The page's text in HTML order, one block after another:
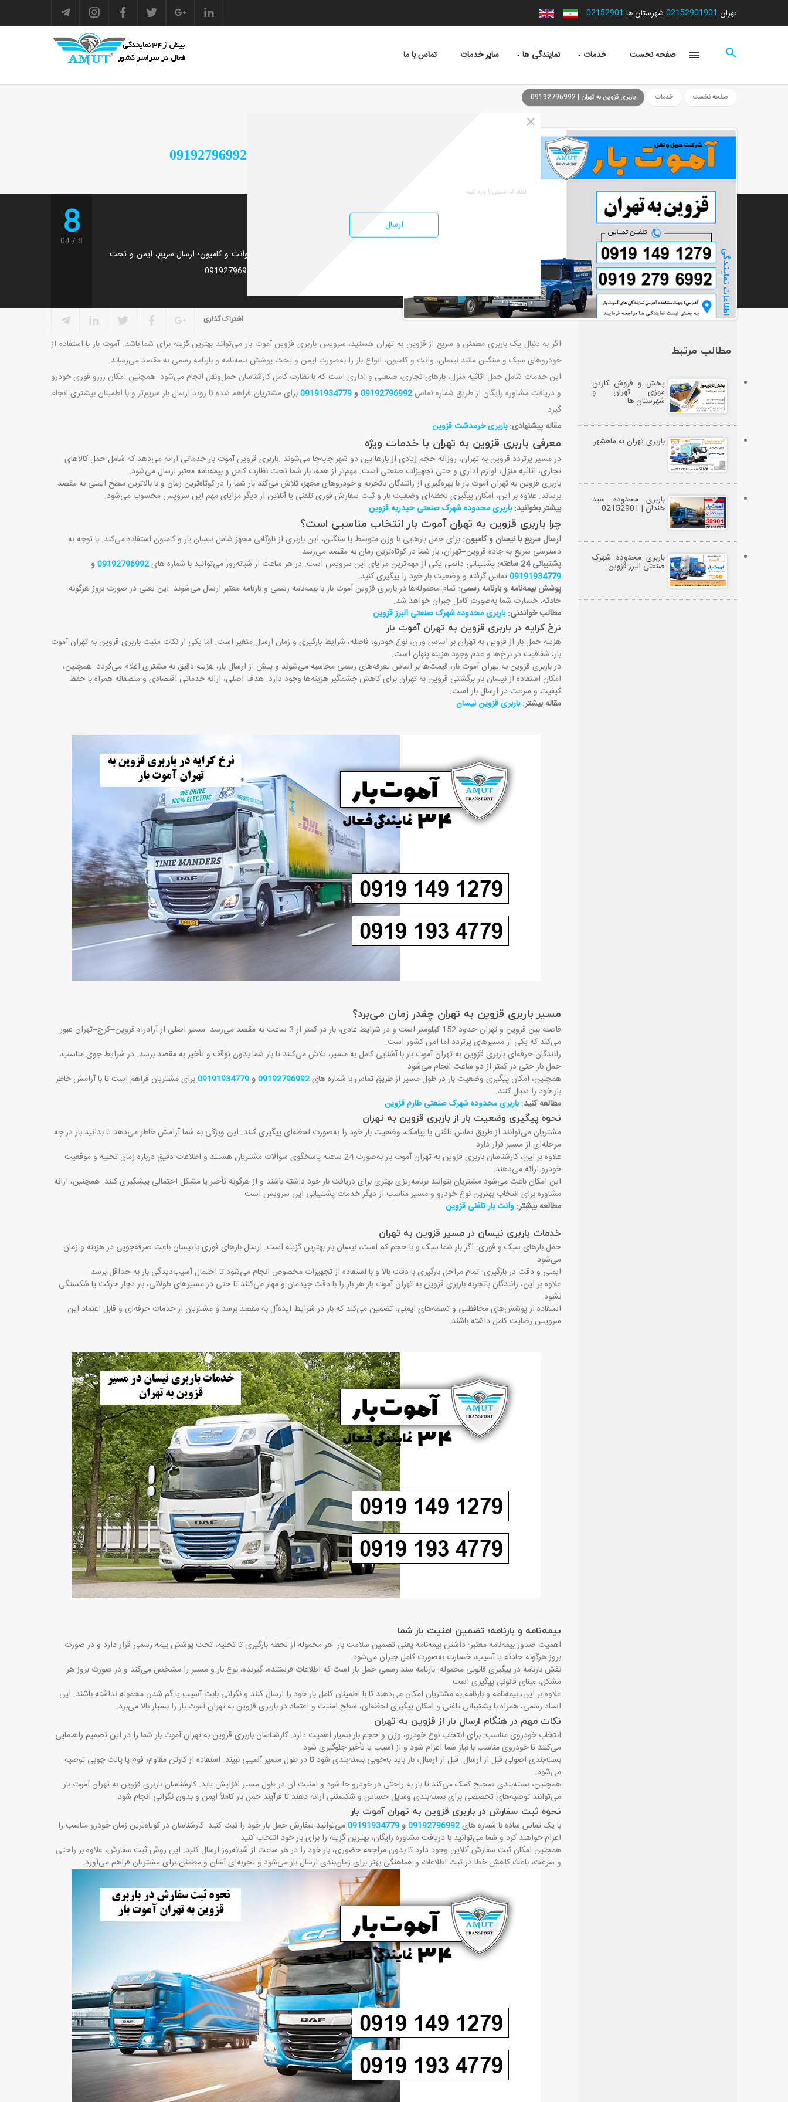
تهران 02152901901 شهرستان ها 02152901
صفحه نخست خدمات نمایندگی ها سایر خدمات تماس با ما
صفحه نخست خدمات باربری قزوین به تهران | 09192796992
خلاصه
باربری قزوین به تهران آموت بار با نیسان، وانت و کامیون؛ ارسال سریع، ایمن و تحت
88
04
اشتراک گذاری
اگر به دنبال یک باربری مطمئن و سریع از قزوین به تهران هستید، سرویس باربری قزوین آموت بار می‌تواند بهترین گزینه برای شما باشد. آموت بار با استفاده از
خودروهای سبک و سنگین مانند نیسان، وانت و کامیون، انواع بار را به‌صورت ایمن و تحت پوشش بیمه‌نامه و بارنامه رسمی به مقصد می‌رساند.
این خدمات شامل حمل اثاثیه منزل، بارهای تجاری، صنعتی و اداری است که با نظارت کامل کارشناسان حمل‌ونقل انجام می‌شود. همچنین امکان رزرو فوری خودرو
و دریافت مشاوره رایگان از طریق شماره تماس09192796992و09191934779برای مشتریان فراهم شده تا روند ارسال بار سریع‌تر و با اطمینان بیشتری انجام
گیرد.
مقاله پیشنهادی:باربری خرمدشت قزوین
معرفی باربری قزوین به تهران با خدمات ویژه
در مسیر پرتردد قزوین به تهران، روزانه حجم زیادی از بارها بین دو شهر جابه‌جا می‌شوند .باربری قزوین آموت بار خدماتی ارائه می‌دهد که شامل حمل کالاهای
تجاری، اثاثیه منزل، لوازم اداری و حتی تجهیزات صنعتی است. مهم‌تر از همه، بار شما تحت نظارت کامل و بیمه‌نامه معتبر ارسال می‌شود.
باربری قزوین به تهران آموت بار با بهره‌گیری از رانندگان باتجربه و خودروهای مجهز، تلاش می‌کند بار شما را در کوتاه‌ترین زمان و با بالاترین سطح ایمنی به مقصد
برساند. علاوه بر این، امکان پیگیری لحظه‌ای وضعیت بار و ثبت سفارش فوری تلفنی یا آنلاین از دیگر مزایای مهم این سرویس محسوب می‌شود.
بیشتر بخوانید:باربری محدوده شهرک صنعتی حیدریه قزوین
چرا باربری قزوین به تهران آموت بار انتخاب مناسبی است؟
ارسال سریع با نیسان و کامیون: برای حمل بارهایی با وزن متوسط یا سنگین، این باربری از ناوگانی مجهز شامل نیسان بار و کامیون استفاده می‌کند. با توجه به
دسترسی سریع به جاده قزوین–تهران، بار شما در کوتاه‌ترین زمان به مقصد می‌رسد.
پشتیبانی 24 ساعته:
پشتیبانی دائمی یکی از مهم‌ترین مزایای این سرویس است. در هر ساعت از شبانه‌روز می‌توانید با شماره های09192796992و
09191934779تماس گرفته و وضعیت بار خود را پیگیری کنید.
پوشش بیمه‌نامه و بارنامه رسمی: تمام محموله‌ها در باربری قزوین آموت بار با بیمه‌نامه رسمی و بارنامه معتبر ارسال می‌شوند. این یعنی در صورت بروز هرگونه
حادثه، خسارت شما به‌صورت کامل جبران خواهد شد.
مطالب خواندنی:باربری محدوده شهرک صنعتی البرز قزوین​
نرخ کرایه در باربری قزوین به تهران آموت بار
هزینه حمل بار از قزوین به تهران بر اساس وزن، نوع خودرو، فاصله، شرایط بارگیری و زمان ارسال متغیر است. اما یکی از نکات مثبت باربری قزوین به تهران آموت
بار، شفافیت در نرخ‌ها و عدم وجود هزینه پنهان است.
در باربری قزوین به تهران آموت بار، قیمت‌ها بر اساس تعرفه‌های رسمی محاسبه می‌شوند و پیش از ارسال بار، هزینه دقیق به مشتری اعلام می‌گردد. همچنین،
امکان استفاده از نیسان بار برگشتی قزوین به تهران برای کاهش چشمگیر هزینه‌ها وجود دارد. هدف اصلی، ارائه خدماتی اقتصادی و منصفانه همراه با حفظ
کیفیت و سرعت در ارسال بار است.
مقاله بیشتر:باربری قزوین نیسان
مسیر باربری قزوین به تهران چقدر زمان می‌برد؟
فاصله بین قزوین و تهران حدود 152 کیلومتر است و در شرایط عادی، بار در کمتر از 3 ساعت به مقصد می‌رسد. مسیر اصلی از آزادراه قزوین–کرج–تهران عبور
می‌کند که یکی از مسیرهای پرتردد اما امن کشور است.
رانندگان حرفه‌ای باربری قزوین به تهران آموت بار با آشنایی کامل به مسیر، تلاش می‌کنند تا بار شما بدون توقف و تأخیر به مقصد برسد. در شرایط جوی مناسب،
حمل بار حتی در کمتر از دو ساعت انجام می‌شود.
همچنین، امکان پیگیری وضعیت بار در طول مسیر از طریق تماس با شماره های09192796992و09191934779برای مشتریان فراهم است تا با آرامش خاطر
بار خود را دنبال کنند.
مطالعه کنید:باربری محدوده شهرک صنعتی طارم قزوین​
نحوه پیگیری وضعیت بار از باربری قزوین به تهران
مشتریان می‌توانند از طریق تماس تلفنی یا پیامک، وضعیت بار خود را به‌صورت لحظه‌ای پیگیری کنند. این ویژگی به شما آرامش خاطر می‌دهد تا بدانید بار در چه
مرحله‌ای از مسیر قرار دارد.
علاوه بر این، کارشناسان باربری قزوین به تهران آموت بار به‌صورت 24 ساعته پاسخگوی سوالات مشتریان هستند و اطلاعات دقیق درباره زمان تخلیه و موقعیت
خودرو ارائه می‌دهند.
این امکان باعث می‌شود مشتریان بتوانند برنامه‌ریزی بهتری برای دریافت بار خود داشته باشند و از هرگونه تأخیر یا مشکل احتمالی پیشگیری کنند. همچنین، ارائه
مشاوره برای انتخاب بهترین نوع خودرو و مسیر مناسب از دیگر خدمات پشتیبانی این سرویس است.
مطالعه بیشتر: وانت بار تلفنی قزوین
خدمات باربری نیسان در مسیر قزوین به تهران
حمل بارهای سبک و فوری: اگر بار شما سبک و با حجم کم است، نیسان بار بهترین گزینه است. ارسال بارهای فوری با نیسان باعث صرفه‌جویی در هزینه و زمان
می‌شود.
ایمنی و دقت در بارگیری: تمام مراحل بارگیری با دقت بالا و با استفاده از تجهیزات مخصوص انجام می‌شود تا احتمال آسیب‌دیدگی بار به حداقل برسد.
علاوه بر این، رانندگان باتجربه باربری قزوین به تهران آموت بار هر بار را با دقت چیدمان و مهار می‌کنند تا حتی در مسیرهای طولانی، بار دچار حرکت یا شکستگی
نشود.
استفاده از پوشش‌های محافظتی و تسمه‌های ایمنی، تضمین می‌کند که بار در شرایط ایده‌آل به مقصد برسد و مشتریان از خدمات حرفه‌ای و قابل اعتماد این
سرویس رضایت کامل داشته باشند.
بیمه‌نامه و بارنامه؛ تضمین امنیت بار شما
اهمیت صدور بیمه‌نامه معتبر: داشتن بیمه‌نامه یعنی تضمین سلامت بار. هر محموله از لحظه بارگیری تا تخلیه، تحت پوشش بیمه رسمی قرار دارد و در صورت
بروز هرگونه حادثه یا آسیب، خسارت به‌صورت کامل جبران می‌شود.
نقش بارنامه در پیگیری قانونی محموله: بارنامه سند رسمی حمل بار است که اطلاعات فرستنده، گیرنده، نوع بار و مسیر را مشخص می‌کند و در صورت بروز هر
مشکل، مبنای قانونی پیگیری است.
علاوه بر این، بیمه‌نامه و بارنامه به مشتریان امکان می‌دهند تا با اطمینان کامل بار خود را ارسال کنند و نگرانی بابت آسیب یا گم شدن محموله نداشته باشند. این
اسناد رسمی، همراه با پشتیبانی تلفنی و امکان پیگیری لحظه‌ای، سطح امنیت و اعتماد در باربری قزوین به تهران آموت بار را بسیار بالا می‌برد.
نکات مهم در هنگام ارسال بار از قزوین به تهران
انتخاب خودروی مناسب: برای انتخاب نوع خودرو، وزن و حجم بار بسیار اهمیت دارد. کارشناسان باربری قزوین به تهران آموت بار شما را در این تصمیم راهنمایی
می‌کنند تا خودروی مناسب با نیاز شما اعزام شود و از آسیب یا تأخیر جلوگیری شود.
بسته‌بندی اصولی قبل از ارسال: قبل از ارسال، بار باید به‌خوبی بسته‌بندی شود تا در طول مسیر آسیبی نبیند. استفاده از کارتن مقاوم، فوم یا پالت چوبی توصیه
می‌شود.
همچنین، بسته‌بندی صحیح کمک می‌کند تا بار به راحتی در خودرو جا شود و امنیت آن در طول مسیر افزایش یابد. کارشناسان باربری قزوین به تهران آموت بار
می‌توانند توصیه‌های تخصصی برای بسته‌بندی وسایل حساس و شکستنی ارائه دهند تا فرآیند حمل بار کاملاً ایمن و بدون نگرانی انجام شود.
نحوه ثبت سفارش در باربری قزوین به تهران آموت بار
با یک تماس ساده با شماره های09192796992و09191934779می‌توانید سفارش حمل بار خود را ثبت کنید. کارشناسان در کوتاه‌ترین زمان خودرو مناسب را
اعزام خواهند کرد و شما می‌توانید با دریافت مشاوره رایگان، بهترین گزینه را برای بار خود انتخاب کنید.
همچنین امکان ثبت سفارش آنلاین وجود دارد تا بدون مراجعه حضوری، بار خود را در هر ساعت از شبانه‌روز ارسال کنید. این روش ثبت سفارش، علاوه بر راحتی
و سرعت، باعث کاهش خطا در ثبت اطلاعات و هماهنگی بهتر برای زمان‌بندی ارسال بار می‌شود و تجربه‌ای آسان و مطمئن برای مشتریان فراهم می‌آورد.
مطالب مرتبط
پخش و فروش کارتن
موزی تهران و
شهرستان ها
باربری تهران به ماهشهر
باربری محدوده سید
خندان | 02152901
باربری محدوده شهرک
صنعتی البرز قزوین
ارسال